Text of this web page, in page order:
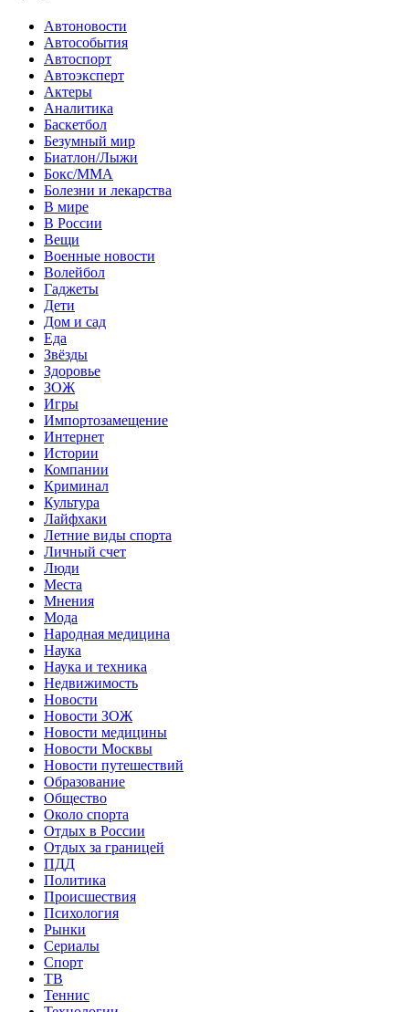
Автоновости
Автособытия
Автоспорт
Автоэксперт
Актеры
Аналитика
Баскетбол
Безумный мир
Биатлон/Лыжи
Бокс/MMA
Болезни и лекарства
В мире
В России
Вещи
Военные новости
Волейбол
Гаджеты
Дети
Дом и сад
Еда
Звёзды
Здоровье
ЗОЖ
Игры
Импортозамещение
Интернет
Истории
Компании
Криминал
Культура
Лайфхаки
Летние виды спорта
Личный счет
Люди
Места
Мнения
Мода
Народная медицина
Наука
Наука и техника
Недвижимость
Новости
Новости ЗОЖ
Новости медицины
Новости Москвы
Новости путешествий
Образование
Общество
Около спорта
Отдых в России
Отдых за границей
ПДД
Политика
Происшествия
Психология
Рынки
Сериалы
Спорт
ТВ
Теннис